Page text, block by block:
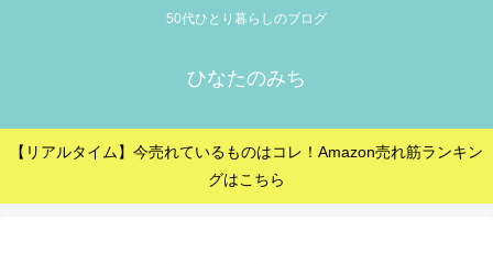
50代ひとり暮らしのブログ
ひなたのみち
【リアルタイム】今売れているものはコレ！Amazon売れ筋ランキン
グはこちら